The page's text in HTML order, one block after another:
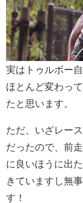
実はトゥルボー
ほとんど変わっ
たと思います。
ただ、いざレー
だったので、前
に良いほうに出
きていますし無
す！